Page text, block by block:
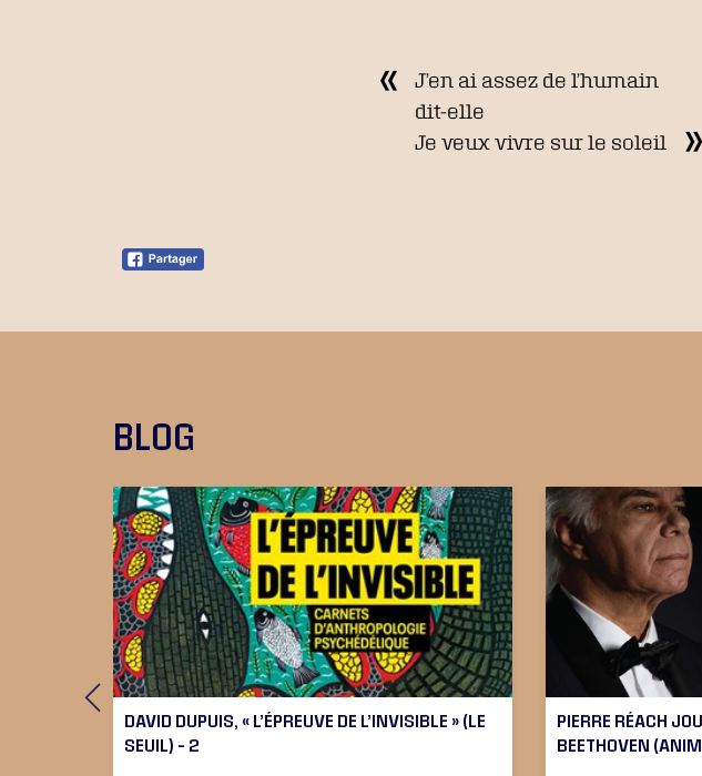
J’en ai assez de l’humain
dit-elle
Je veux vivre sur le soleil
BLOG
DAVID DUPUIS, « L’ÉPREUVE DE L’INVISIBLE » (LE
SEUIL) – 2
PIERRE RÉACH
BEETHOVEN